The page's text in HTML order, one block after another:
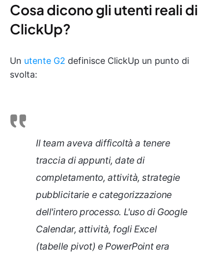
Cosa dicono gli utenti reali di
ClickUp?
Un utente G2 definisce ClickUp un punto di
svolta:
Il team aveva difficoltà a tenere
traccia di appunti, date di
completamento, attività, strategie
pubblicitarie e categorizzazione
dell'intero processo. L'uso di Google
Calendar, attività, fogli Excel
(tabelle pivot) e PowerPoint era